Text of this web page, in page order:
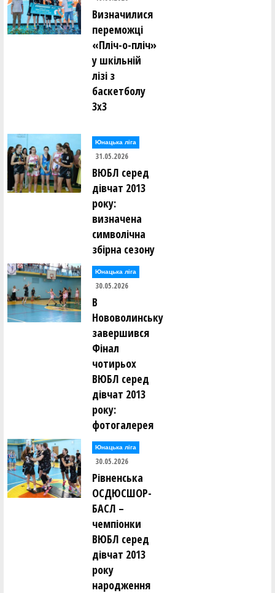
Визначилися
переможці
«Пліч-о-пліч»
у шкільній
лізі з
баскетболу
3х3
Юнацька ліга
31.05.2026
ВЮБЛ серед
дівчат 2013
року:
визначена
символічна
збірна сезону
Юнацька ліга
30.05.2026
В
Нововолинську
завершився
Фінал
чотирьох
ВЮБЛ серед
дівчат 2013
року:
фотогалерея
Юнацька ліга
30.05.2026
Рівненська
ОСДЮСШОР-
БАСЛ –
чемпіонки
ВЮБЛ серед
дівчат 2013
року
народження